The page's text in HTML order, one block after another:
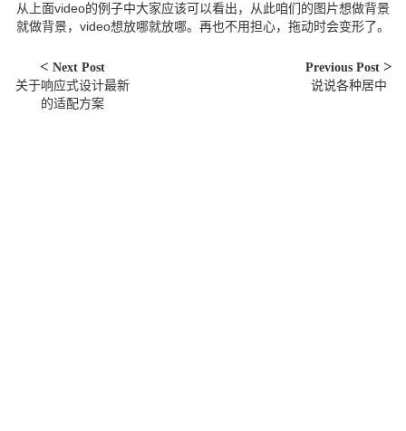
从上面video的例子中大家应该可以看出，从此咱们的图片想做背景
就做背景，video想放哪就放哪。再也不用担心，拖动时会变形了。
Next Post
关于响应式设计最新
的适配方案
Previous Post
说说各种居中